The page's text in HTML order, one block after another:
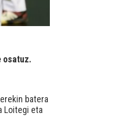
osatuz.
batera
Loitegi eta